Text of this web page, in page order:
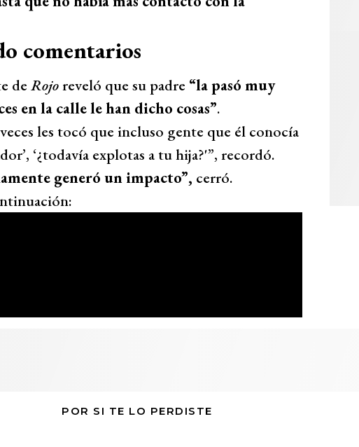
comentarios
de Rojoreveló que su padre “la pasó muy
en la calle le han dicho cosas”.
les tocó que incluso gente que él conocía
‘¿todavía explotas a tu hija?'”, recordó.
generó un impacto”, cerró.
POR SI TE LO PERDISTE